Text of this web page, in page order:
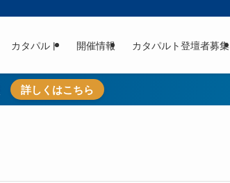
カタパルト 開催情報 カタパルト登壇者募集
詳しくはこちら